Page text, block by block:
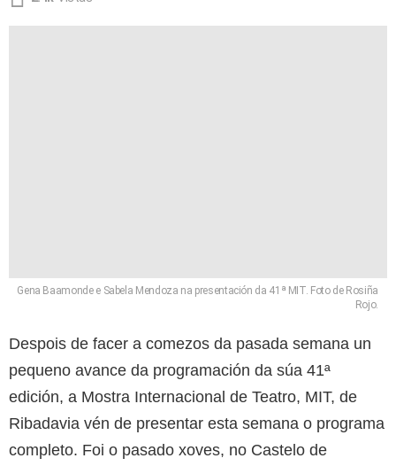
Gena Baamonde e Sabela Mendoza na presentación da 41ª MIT. Foto de Rosiña
Rojo.
Despois de facer a comezos da pasada semana un
pequeno avance da programación da súa 41ª
edición, a Mostra Internacional de Teatro, MIT, de
Ribadavia vén de presentar esta semana o programa
completo. Foi o pasado xoves, no Castelo de